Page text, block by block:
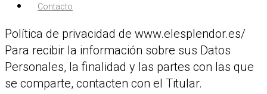
Contacto
Política de privacidad de www.elesplendor.es/
Para recibir la información sobre sus Datos
Personales, la finalidad y las partes con las que
se comparte, contacten con el Titular.